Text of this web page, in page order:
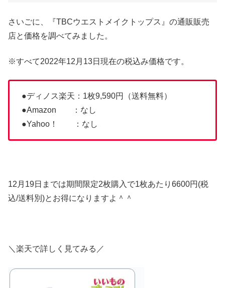
さいごに、『TBCウエストメイクトップス』の通販販売
店と価格を調べてみました。
※すべて2022年12月13日現在の税込み価格です。
●ディノス楽天：1枚9,590円（送料無料）
●Amazon ：なし
●Yahoo！ ：なし
12月19日までは期間限定2枚購入で1枚あたり6600円(税
込/送料別)とお得になりますよ＾＾
＼楽天で詳しく見てみる／